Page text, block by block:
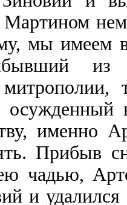
Мартином
мы имеем
именно
Прибыв
чадью,
и